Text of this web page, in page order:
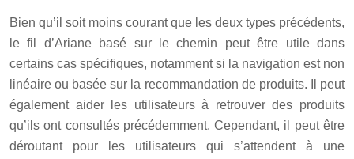
Bien qu’il soit moins courant que les deux types précédents,
le fil d’Ariane basé sur le chemin peut être utile dans
certains cas spécifiques, notamment si la navigation est non
linéaire ou basée sur la recommandation de produits. Il peut
également aider les utilisateurs à retrouver des produits
qu’ils ont consultés précédemment. Cependant, il peut être
déroutant pour les utilisateurs qui s’attendent à une